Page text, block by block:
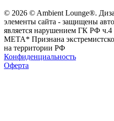
© 2026 © Ambient Lounge®.
элементы сайта - защищены
является нарушением ГК РФ ч.4
МЕТА* Признана
на территории РФ
Конфиденциальность
Оферта